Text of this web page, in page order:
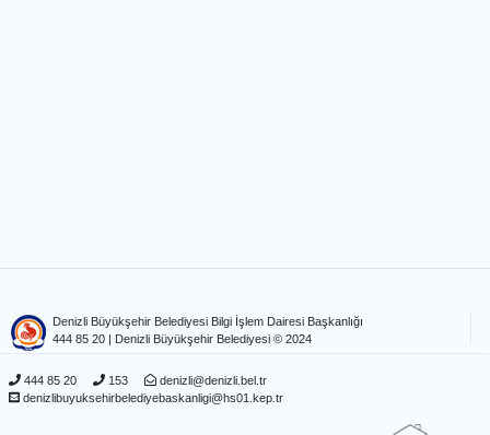
Denizli Büyükşehir Belediyesi Bilgi İşlem Dairesi Başkanlığı
444 85 20 | Denizli Büyükşehir Belediyesi © 2024
444 85 20 153
denizli@denizli.bel.tr
denizlibuyuksehirbelediyebaskanligi@hs01.kep.tr